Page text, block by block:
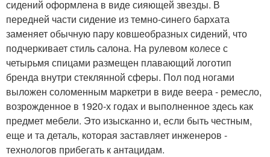
сидений оформлена в виде сияющей звезды. В
передней части сидение из темно-синего бархата
заменяет обычную пару ковшеобразных сидений, что
подчеркивает стиль салона. На рулевом колесе с
четырьмя спицами размещен плавающий логотип
бренда внутри стеклянной сферы. Пол под ногами
выложен соломенным маркетри в виде веера - ремесло,
возрожденное в 1920-х годах и выполненное здесь как
предмет мебели. Это изысканно и, если быть честным,
еще и та деталь, которая заставляет инженеров -
технологов прибегать к антацидам.